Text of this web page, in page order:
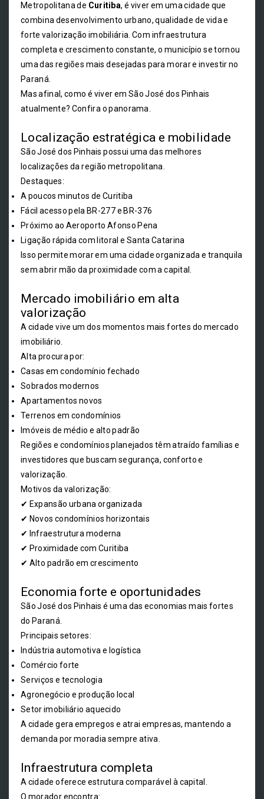
Metropolitana de Curitiba, é viver em uma cidade que
combina desenvolvimento urbano, qualidade de vida e
forte valorização imobiliária. Com infraestrutura
completa e crescimento constante, o município se tornou
uma das regiões mais desejadas para morar e investir no
Paraná.
Mas afinal, como é viver em São José dos Pinhais
atualmente? Confira o panorama.
Localização estratégica e mobilidade
São José dos Pinhais possui uma das melhores
localizações da região metropolitana.
Destaques:
A poucos minutos de Curitiba
Fácil acesso pela BR-277 e BR-376
Próximo ao Aeroporto Afonso Pena
Ligação rápida com litoral e Santa Catarina
Isso permite morar em uma cidade organizada e tranquila
sem abrir mão da proximidade com a capital.
Mercado imobiliário em alta
valorização
A cidade vive um dos momentos mais fortes do mercado
imobiliário.
Alta procura por:
Casas em condomínio fechado
Sobrados modernos
Apartamentos novos
Terrenos em condomínios
Imóveis de médio e alto padrão
Regiões e condomínios planejados têm atraído famílias e
investidores que buscam segurança, conforto e
valorização.
Motivos da valorização:
✔ Expansão urbana organizada
✔ Novos condomínios horizontais
✔ Infraestrutura moderna
✔ Proximidade com Curitiba
✔ Alto padrão em crescimento
Economia forte e oportunidades
São José dos Pinhais é uma das economias mais fortes
do Paraná.
Principais setores:
Indústria automotiva e logística
Comércio forte
Serviços e tecnologia
Agronegócio e produção local
Setor imobiliário aquecido
A cidade gera empregos e atrai empresas, mantendo a
demanda por moradia sempre ativa.
Infraestrutura completa
A cidade oferece estrutura comparável à capital.
O morador encontra: